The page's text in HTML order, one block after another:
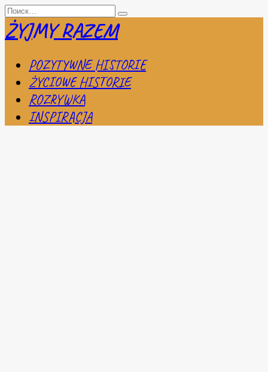
Перейти
к
содержанию
Search
for:
ŻYJMY RAZEM
POZYTYWNE HISTORIE
ŻYCIOWE HISTORIE
ROZRYWKA
INSPIRACJA